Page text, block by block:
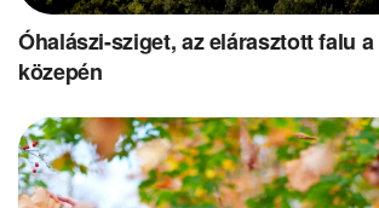
Óhalászi-sziget, az elárasztott falu
közepén